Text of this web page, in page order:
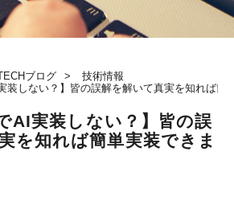
ブログ
技術情報
装しない？】皆の誤解を解いて真実を知れば簡
AI実装しない？】皆の誤
を知れば簡単実装できま